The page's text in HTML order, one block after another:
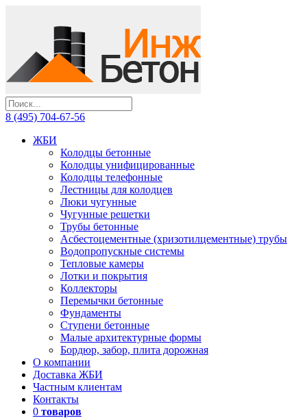
8 (495) 704-67-56
ЖБИ
Колодцы бетонные
Колодцы унифицированные
Колодцы телефонные
Лестницы для колодцев
Люки чугунные
Чугунные решетки
Трубы бетонные
Асбестоцементные (хризотилцементные) трубы
Водопропускные системы
Тепловые камеры
Лотки и покрытия
Коллекторы
Перемычки бетонные
Фундаменты
Ступени бетонные
Малые архитектурные формы
Бордюр, забор, плита дорожная
О компании
Доставка ЖБИ
Частным клиентам
Контакты
0 товаров